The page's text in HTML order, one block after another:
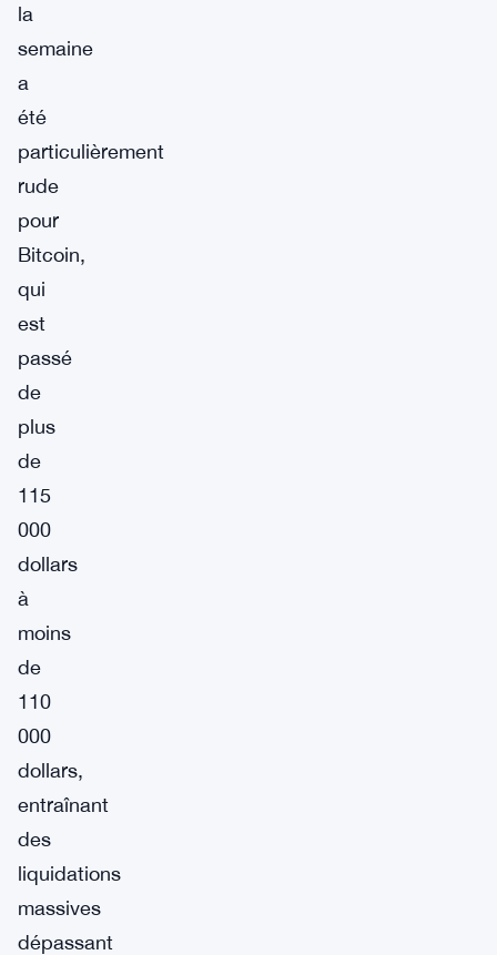
la
semaine
a
été
particulièrement
rude
pour
Bitcoin,
qui
est
passé
de
plus
de
115
000
dollars
à
moins
de
110
000
dollars,
entraînant
des
liquidations
massives
dépassant